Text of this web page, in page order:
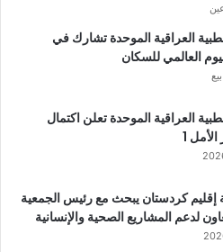
العراقية الموحدة تشارك في
العالمي للسكان
العراقية الموحدة تعلن اكتمال
1
كردستان يبحث مع رئيس الجمعية
لدعم المشاريع الصحية والإنسانية